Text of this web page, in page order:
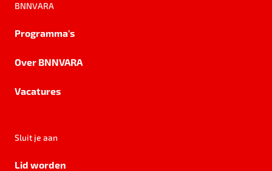
BNNVARA
Programma's
Over BNNVARA
Vacatures
Sluit je aan
Lid worden